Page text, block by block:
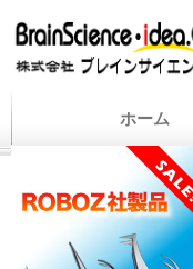
ホーム